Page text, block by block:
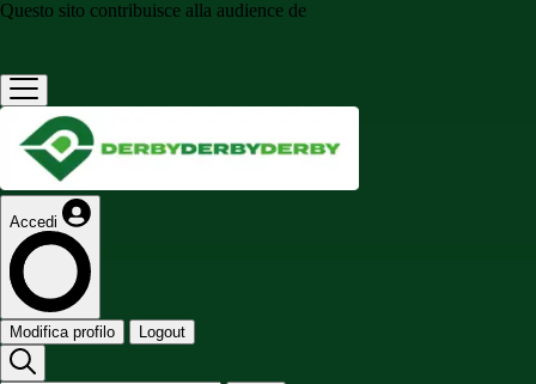
Questo sito contribuisce alla audience de
Accedi
Modifica profilo Logout